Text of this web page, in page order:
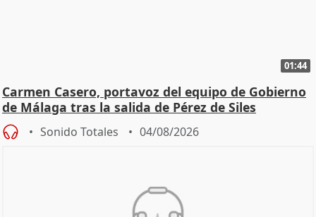
01:44
Carmen Casero, portavoz del equipo de Gobierno
de Málaga tras la salida de Pérez de Siles
Sonido Totales 04/08/2026